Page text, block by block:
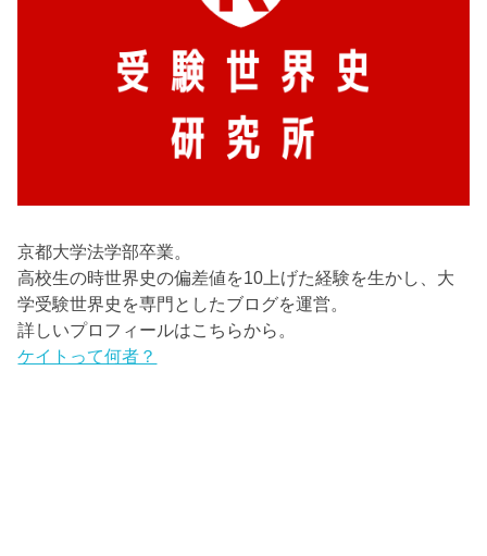
京都大学法学部卒業。
高校生の時世界史の偏差値を10上げた経験を生かし、大
学受験世界史を専門としたブログを運営。
詳しいプロフィールはこちらから。
ケイトって何者？